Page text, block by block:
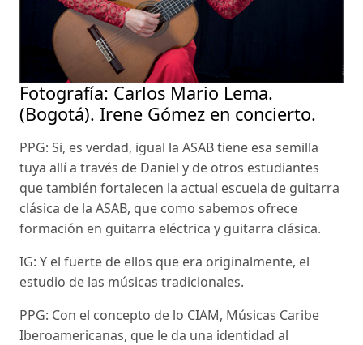
Fotografía: Carlos Mario Lema.
(Bogotá). Irene Gómez en concierto.
PPG: Si, es verdad, igual la ASAB tiene esa semilla
tuya allí a través de Daniel y de otros estudiantes
que también fortalecen la actual escuela de guitarra
clásica de la ASAB, que como sabemos ofrece
formación en guitarra eléctrica y guitarra clásica.
IG: Y el fuerte de ellos que era originalmente, el
estudio de las músicas tradicionales.
PPG: Con el concepto de lo CIAM, Músicas Caribe
Iberoamericanas, que le da una identidad al